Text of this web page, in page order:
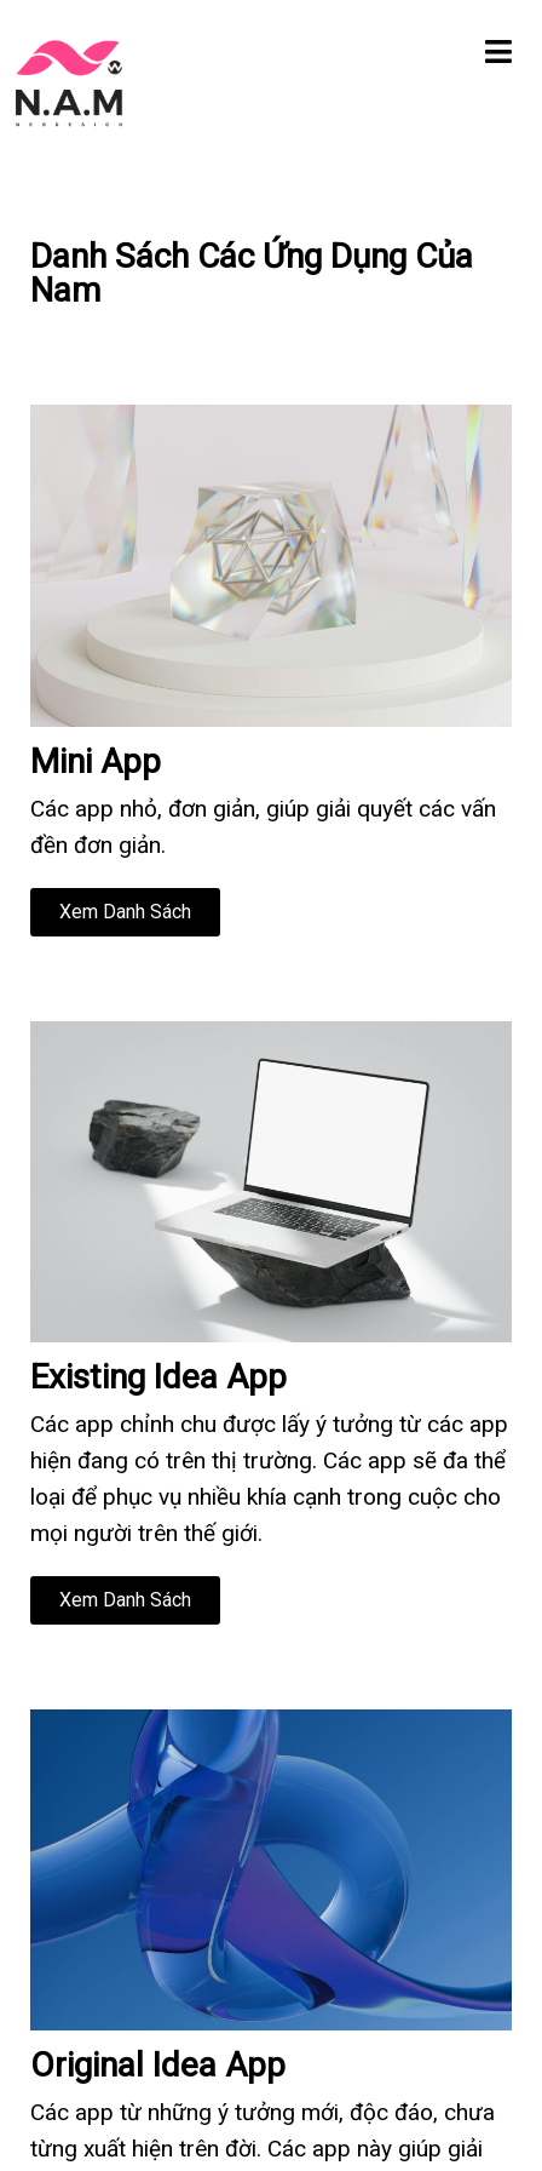
Chuyển
tới
Danh Sách Các Ứng Dụng Của
Nam
Mini App
Các app nhỏ, đơn giản, giúp giải quyết các vấn
đền đơn giản.
Xem Danh Sách
Existing Idea App
Các app chỉnh chu được lấy ý tưởng từ các app
hiện đang có trên thị trường. Các app sẽ đa thể
loại để phục vụ nhiều khía cạnh trong cuộc cho
mọi người trên thế giới.
Xem Danh Sách
Original Idea App
Các app từ những ý tưởng mới, độc đáo, chưa
từng xuất hiện trên đời. Các app này giúp giải